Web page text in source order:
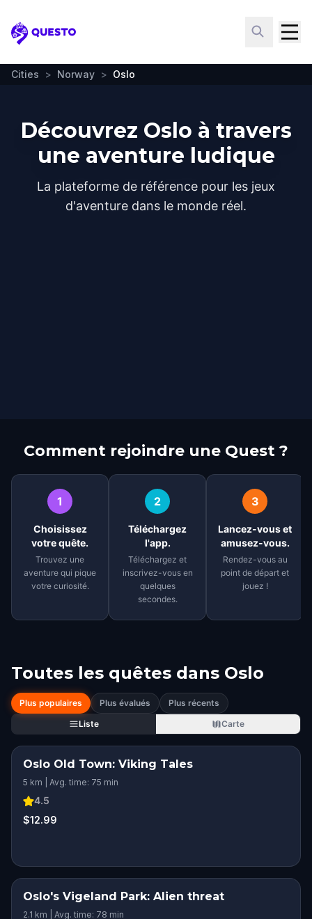
Questo
Cities > Norway > Oslo
Découvrez Oslo à travers
une aventure ludique
La plateforme de référence pour les jeux
d'aventure dans le monde réel.
Comment rejoindre une Quest ?
1
Choisissez
votre quête.
Trouvez une
aventure qui pique
votre curiosité.
2
Téléchargez
l'app.
Téléchargez et
inscrivez-vous en
quelques
secondes.
3
Lancez-vous et
amusez-vous.
Rendez-vous au
point de départ et
jouez !
Toutes les quêtes dans Oslo
Plus populaires Plus évalués
Plus récents
Liste
Carte
Oslo Old Town: Viking Tales
5 km | Avg. time: 75 min
4.5
$12.99
Oslo's Vigeland Park: Alien threat
2.1 km | Avg. time: 78 min